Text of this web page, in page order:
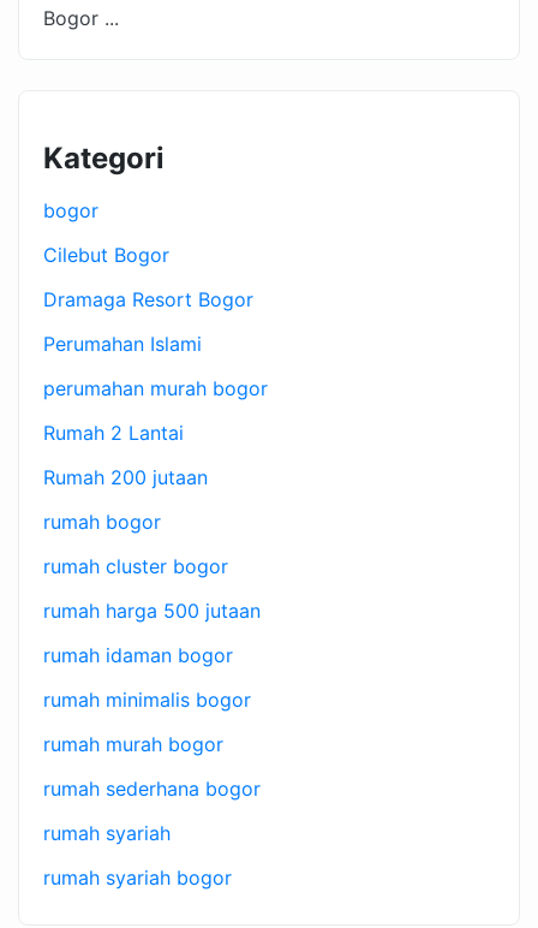
Bogor ...
Kategori
bogor
Cilebut Bogor
Dramaga Resort Bogor
Perumahan Islami
perumahan murah bogor
Rumah 2 Lantai
Rumah 200 jutaan
rumah bogor
rumah cluster bogor
rumah harga 500 jutaan
rumah idaman bogor
rumah minimalis bogor
rumah murah bogor
rumah sederhana bogor
rumah syariah
rumah syariah bogor